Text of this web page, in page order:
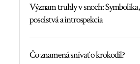
Význam truhly v snoch: Symbolika,
posolstvá a introspekcia
Čo znamená snívať o krokodíl?